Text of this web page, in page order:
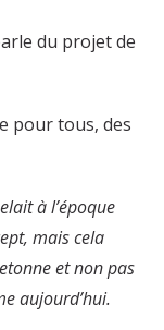
du projet de
pour tous, des
à l’époque
mais cela
et non pas
aujourd’hui.